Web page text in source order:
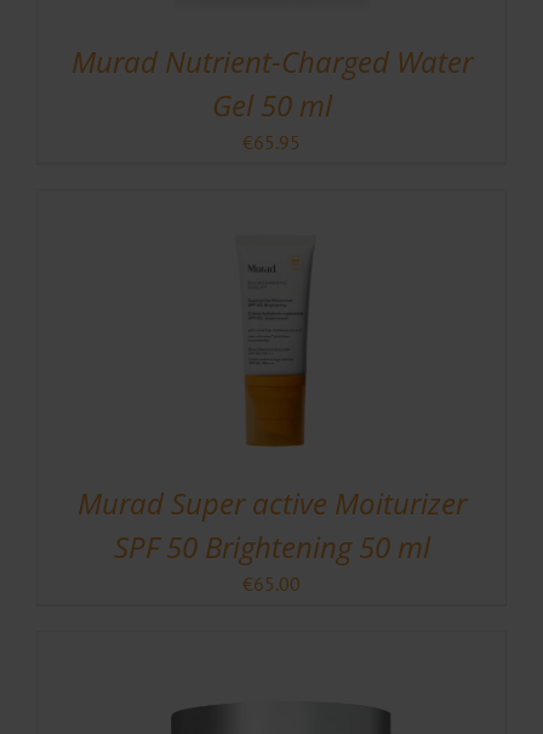
Murad Nutrient-Charged Water
Gel 50 ml
€65.95
Murad Super active Moiturizer
SPF 50 Brightening 50 ml
€65.00